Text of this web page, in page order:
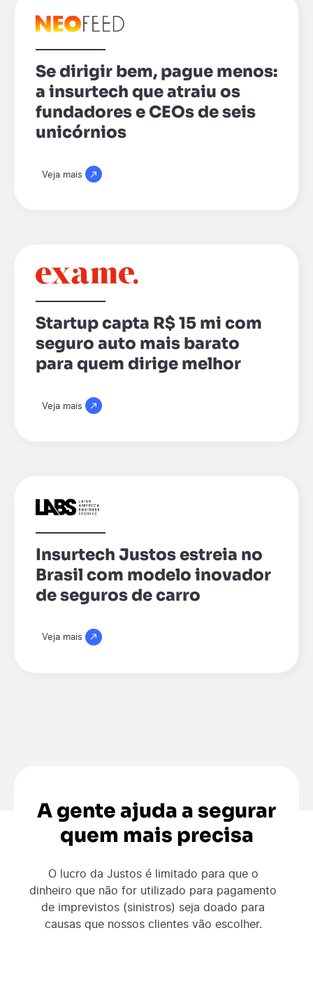
Se dirigir bem, pague menos:
a insurtech que atraiu os
fundadores e CEOs de seis
unicórnios
Veja mais
Startup capta R$ 15 mi com
seguro auto mais barato
para quem dirige melhor
Veja mais
Insurtech Justos estreia no
Brasil com modelo inovador
de seguros de carro
Veja mais
A gente ajuda a segurar
quem mais precisa
O lucro da Justos é limitado para que o
dinheiro que não for utilizado para pagamento
de imprevistos (sinistros) seja doado para
causas que nossos clientes vão escolher.